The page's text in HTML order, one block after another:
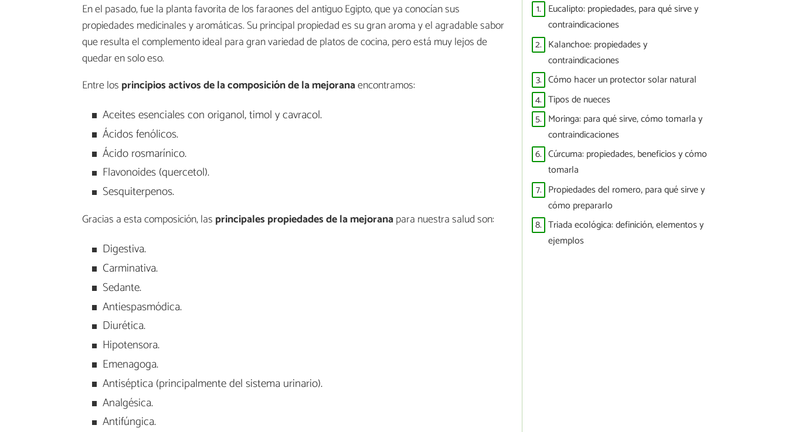
En el pasado, fue la planta favorita de los faraones del antiguo Egipto, que ya conocían sus
propiedades medicinales y aromáticas. Su principal propiedad es su gran aroma y el agradable sabor
que resulta el complemento ideal para gran variedad de platos de cocina, pero está muy lejos de
quedar en solo eso.
Entre los principios activos de la composición de la mejoranaencontramos:
Aceites esenciales con origanol, timol y cavracol.
Ácidos fenólicos.
Ácido rosmarínico.
Flavonoides (quercetol).
Sesquiterpenos.
Gracias a esta composición, las principales propiedades de la mejoranapara nuestra salud son:
Digestiva.
Carminativa.
Sedante.
Antiespasmódica.
Diurética.
Hipotensora.
Emenagoga.
Antiséptica (principalmente del sistema urinario).
Analgésica.
Antifúngica.
1. Eucalipto: propiedades, para qué sirve y
contraindicaciones
2. Kalanchoe: propiedades y
contraindicaciones
3. Cómo hacer un protector solar natural
4. Tipos de nueces
5. Moringa: para qué sirve, cómo tomarla y
contraindicaciones
6. Cúrcuma: propiedades, beneficios y cómo
tomarla
7. Propiedades del romero, para qué sirve y
cómo prepararlo
8. Triada ecológica: definición, elementos y
ejemplos